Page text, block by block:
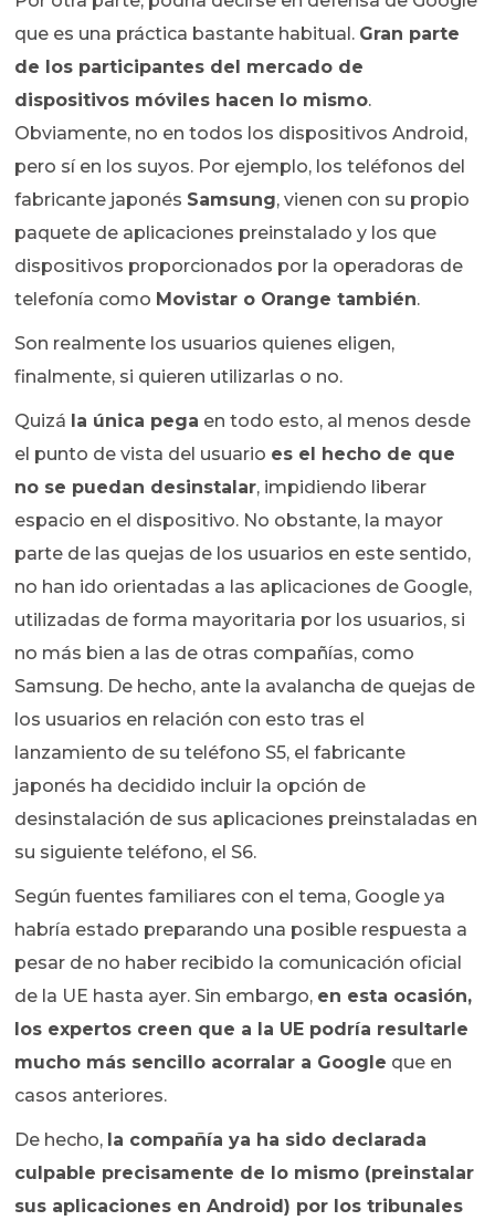
que es una práctica bastante habitual. Gran parte
de los participantes del mercado de
dispositivos móviles hacen lo mismo.
Obviamente, no en todos los dispositivos Android,
pero sí en los suyos. Por ejemplo, los teléfonos del
fabricante japonés Samsung, vienen con su propio
paquete de aplicaciones preinstalado y los que
dispositivos proporcionados por la operadoras de
telefonía como Movistar o Orange también.
Son realmente los usuarios quienes eligen,
finalmente, si quieren utilizarlas o no.
Quizá la única pega en todo esto, al menos desde
el punto de vista del usuario es el hecho de que
no se puedan desinstalar, impidiendo liberar
espacio en el dispositivo. No obstante, la mayor
parte de las quejas de los usuarios en este sentido,
no han ido orientadas a las aplicaciones de Google,
utilizadas de forma mayoritaria por los usuarios, si
no más bien a las de otras compañías, como
Samsung. De hecho, ante la avalancha de quejas de
los usuarios en relación con esto tras el
lanzamiento de su teléfono S5, el fabricante
japonés ha decidido incluir la opción de
desinstalación de sus aplicaciones preinstaladas en
su siguiente teléfono, el S6.
Según fuentes familiares con el tema, Google ya
habría estado preparando una posible respuesta a
pesar de no haber recibido la comunicación oficial
de la UE hasta ayer. Sin embargo, en esta ocasión,
los expertos creen que a la UE podría resultarle
mucho más sencillo acorralar a Google que en
casos anteriores.
De hecho, la compañía ya ha sido declarada
culpable precisamente de lo mismo (preinstalar
sus aplicaciones en Android) por los tribunales